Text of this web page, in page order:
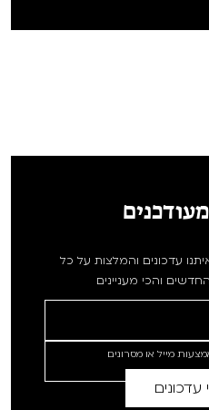
עדכונים והמלצות על כל
והכי מעניינים
מייל או מסרונים